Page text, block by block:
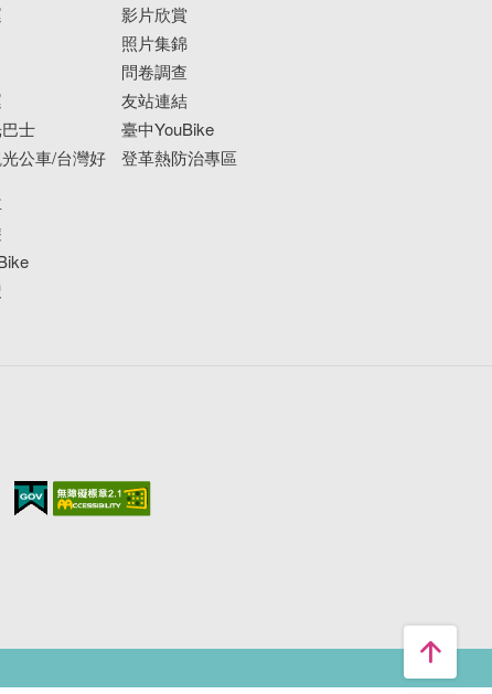
士
公車/台灣好
影片欣賞
照片集錦
問卷調查
友站連結
臺中YouBike
登革熱防治專區